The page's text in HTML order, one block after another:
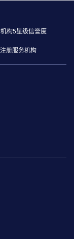
构5星级信誉度
册服务机构